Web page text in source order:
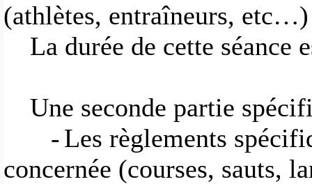
(athlètes, entraîneurs,
La durée de cette séance
Une seconde partie
-Les règlements
concernée (courses, sauts,